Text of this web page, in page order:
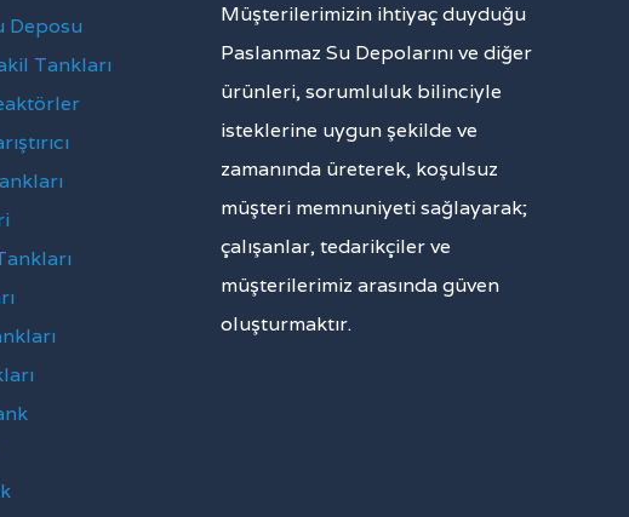
Deposu
Tankları
Müşterilerimizin ihtiyaç duyduğu
Paslanmaz Su Depolarını ve diğer
ürünleri, sorumluluk bilinciyle
isteklerine uygun şekilde ve
zamanında üreterek, koşulsuz
müşteri memnuniyeti sağlayarak;
çalışanlar, tedarikçiler ve
müşterilerimiz arasında güven
oluşturmaktır.